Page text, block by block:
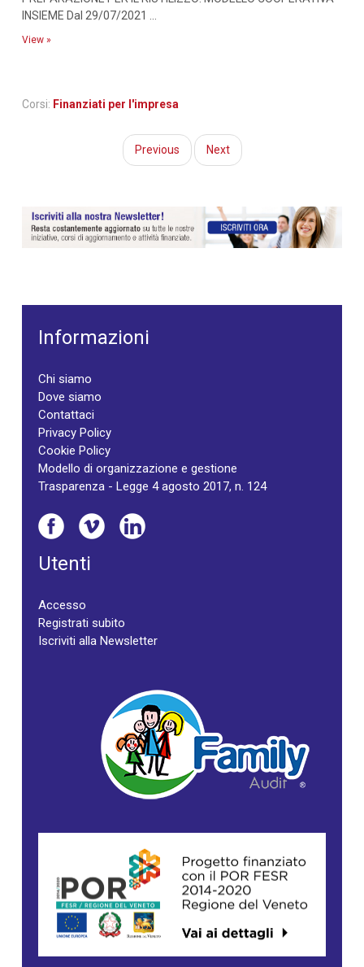
INSIEME Dal 29/07/2021 ...
View »
Corsi: Finanziati per l'impresa
Previous Next
Informazioni
Chi siamo
Dove siamo
Contattaci
Privacy Policy
Cookie Policy
Modello di organizzazione e gestione
Trasparenza - Legge 4 agosto 2017, n. 124
Utenti
Accesso
Registrati subito
Iscriviti alla Newsletter